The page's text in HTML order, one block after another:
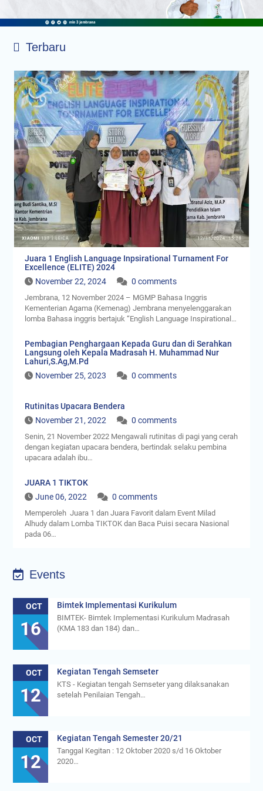
Terbaru
Juara 1 English Language Inpsirational Turnament For
Excellence (ELITE) 2024
November 22, 2024
0 comments
Jembrana, 12 November 2024 – MGMP Bahasa Inggris
Kementerian Agama (Kemenag) Jembrana menyelenggarakan
lomba Bahasa inggris bertajuk “English Language Inspirational…
Pembagian Penghargaan Kepada Guru dan di Serahkan
Langsung oleh Kepala Madrasah H. Muhammad Nur
Lahuri,S.Ag,M.Pd
November 25, 2023
0 comments
Rutinitas Upacara Bendera
November 21, 2022
0 comments
Senin, 21 November 2022 Mengawali rutinitas di pagi yang cerah
dengan kegiatan upacara bendera, bertindak selaku pembina
upacara adalah ibu…
JUARA 1 TIKTOK
June 06, 2022
0 comments
Memperoleh Juara 1 dan Juara Favorit dalam Event Milad
Alhudy dalam Lomba TIKTOK dan Baca Puisi secara Nasional
pada 06…
Events
OCT
16
Bimtek Implementasi Kurikulum
BIMTEK- Bimtek Implementasi Kurikulum Madrasah
(KMA 183 dan 184) dan…
OCT
12
Kegiatan Tengah Semseter
KTS - Kegiatan tengah Semseter yang dilaksanakan
setelah Penilaian Tengah…
OCT
12
Kegiatan Tengah Semester 20/21
Tanggal Kegitan : 12 Oktober 2020 s/d 16 Oktober
2020…